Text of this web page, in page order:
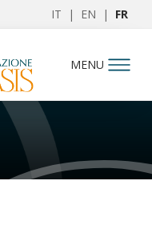
IT | EN | FR
MENU